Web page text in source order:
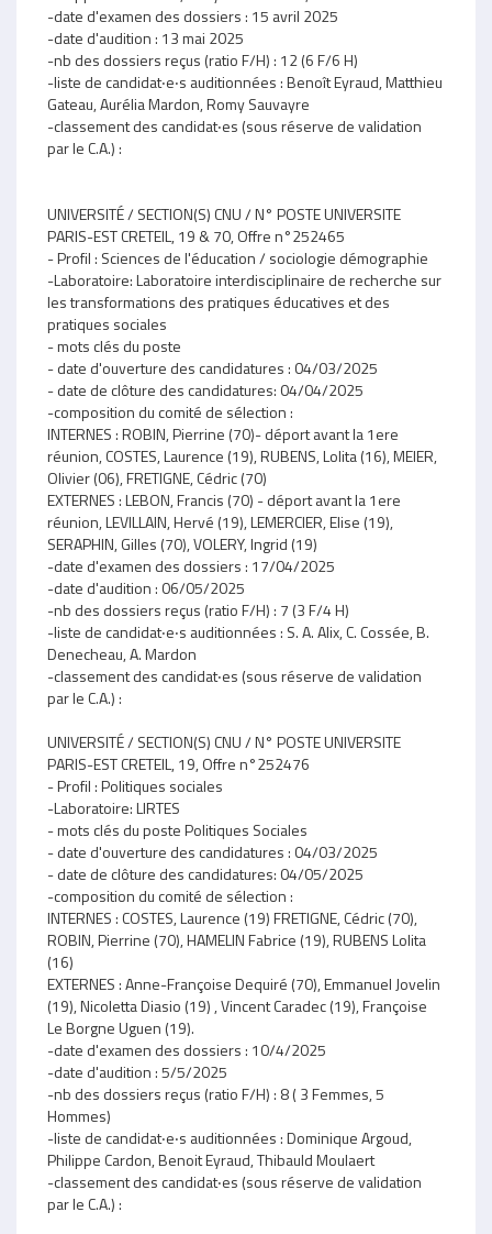
-date d'examen des dossiers : 15 avril 2025
-date d'audition : 13 mai 2025
-nb des dossiers reçus (ratio F/H) : 12 (6 F/6 H)
-liste de candidat‧e‧s auditionnées : Benoît Eyraud, Matthieu
Gateau, Aurélia Mardon, Romy Sauvayre
-classement des candidat‧es (sous réserve de validation
par le C.A.) :
UNIVERSITÉ / SECTION(S) CNU / N° POSTE UNIVERSITE
PARIS-EST CRETEIL, 19 & 70, Offre n°252465
- Profil : Sciences de l'éducation / sociologie démographie
-Laboratoire: Laboratoire interdisciplinaire de recherche sur
les transformations des pratiques éducatives et des
pratiques sociales
- mots clés du poste
- date d'ouverture des candidatures : 04/03/2025
- date de clôture des candidatures: 04/04/2025
-composition du comité de sélection :
INTERNES : ROBIN, Pierrine (70)- déport avant la 1ere
réunion, COSTES, Laurence (19), RUBENS, Lolita (16), MEIER,
Olivier (06), FRETIGNE, Cédric (70)
EXTERNES : LEBON, Francis (70) - déport avant la 1ere
réunion, LEVILLAIN, Hervé (19), LEMERCIER, Elise (19),
SERAPHIN, Gilles (70), VOLERY, Ingrid (19)
-date d'examen des dossiers : 17/04/2025
-date d'audition : 06/05/2025
-nb des dossiers reçus (ratio F/H) : 7 (3 F/4 H)
-liste de candidat‧e‧s auditionnées : S. A. Alix, C. Cossée, B.
Denecheau, A. Mardon
-classement des candidat‧es (sous réserve de validation
par le C.A.) :
UNIVERSITÉ / SECTION(S) CNU / N° POSTE UNIVERSITE
PARIS-EST CRETEIL, 19, Offre n°252476
- Profil : Politiques sociales
-Laboratoire: LIRTES
- mots clés du poste Politiques Sociales
- date d'ouverture des candidatures : 04/03/2025
- date de clôture des candidatures: 04/05/2025
-composition du comité de sélection :
INTERNES : COSTES, Laurence (19) FRETIGNE, Cédric (70),
ROBIN, Pierrine (70), HAMELIN Fabrice (19), RUBENS Lolita
(16)
EXTERNES : Anne-Françoise Dequiré (70), Emmanuel Jovelin
(19), Nicoletta Diasio (19) , Vincent Caradec (19), Françoise
Le Borgne Uguen (19).
-date d'examen des dossiers : 10/4/2025
-date d'audition : 5/5/2025
-nb des dossiers reçus (ratio F/H) : 8 ( 3 Femmes, 5
Hommes)
-liste de candidat‧e‧s auditionnées : Dominique Argoud,
Philippe Cardon, Benoit Eyraud, Thibauld Moulaert
-classement des candidat‧es (sous réserve de validation
par le C.A.) :